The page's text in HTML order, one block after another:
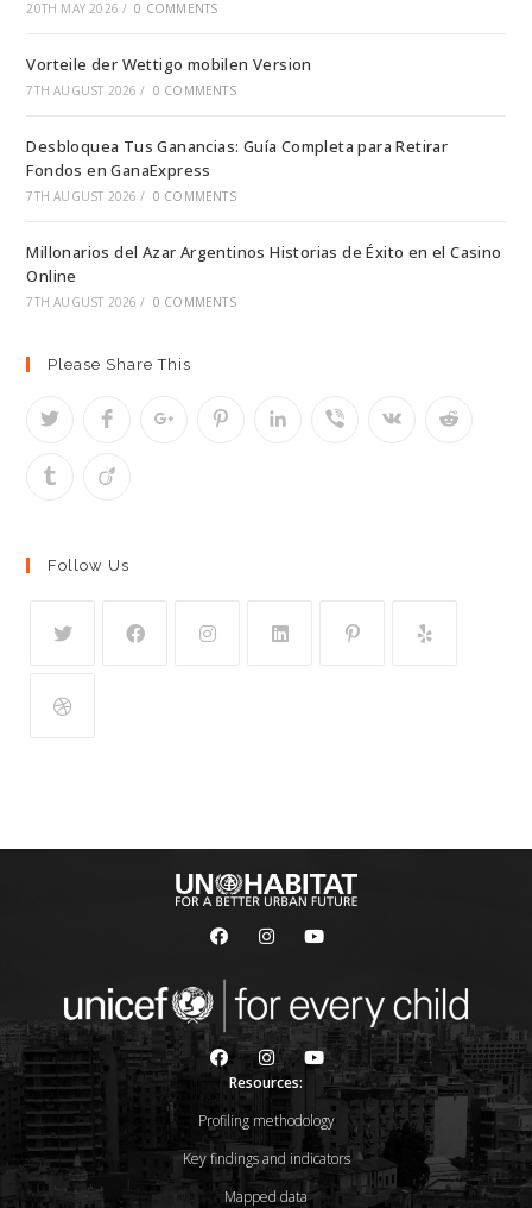
20TH MAY 2026 / 0 COMMENTS
Vorteile der Wettigo mobilen Version
7TH AUGUST 2026 / 0 COMMENTS
Desbloquea Tus Ganancias: Guía Completa para Retirar
Fondos en GanaExpress
7TH AUGUST 2026 / 0 COMMENTS
Millonarios del Azar Argentinos Historias de Éxito en el Casino
Online
7TH AUGUST 2026 / 0 COMMENTS
Please Share This
Follow Us
Resources:
Profiling methodology
Key findings and indicators
Mapped data